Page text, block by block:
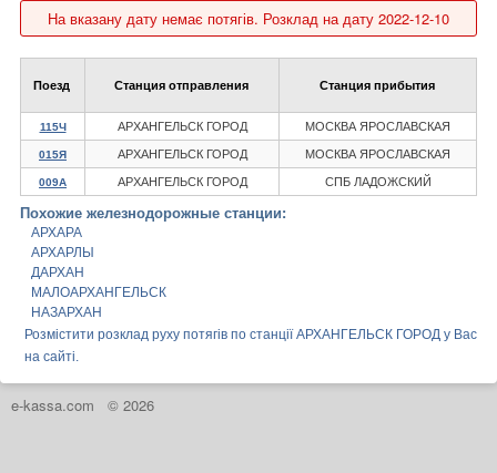
На вказану дату немає потягів. Розклад на дату 2022-12-10
Поезд Станция отправления Станция прибытия
115Ч АРХАНГЕЛЬСК ГОРОД МОСКВА ЯРОСЛАВСКАЯ
015Я АРХАНГЕЛЬСК ГОРОД МОСКВА ЯРОСЛАВСКАЯ
009А АРХАНГЕЛЬСК ГОРОД СПБ ЛАДОЖСКИЙ
Похожие железнодорожные станции:
АРХАРА
АРХАРЛЫ
ДАРХАН
МАЛОАРХАНГЕЛЬСК
НАЗАРХАН
Розмістити розклад руху потягів по станції АРХАНГЕЛЬСК ГОРОД у Вас
на сайті.
e-kassa.com © 2026